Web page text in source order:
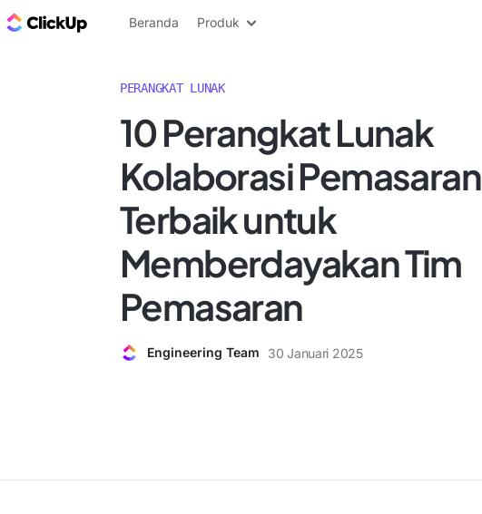
Blog ClickUp
Beranda Produk
PERANGKAT LUNAK
10 Perangkat Lunak
Kolaborasi Pemasaran
Terbaik untuk
Memberdayakan Tim
Pemasaran
Engineering Team 30 Januari 2025